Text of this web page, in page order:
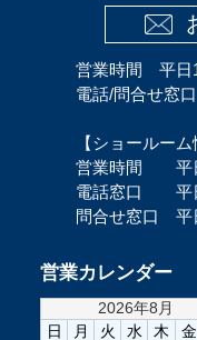
営業時間 平日
電話/問合せ窓
【ショールーム
営業時間 平日
電話窓口 平日
問合せ窓口 平
営業カレンダー